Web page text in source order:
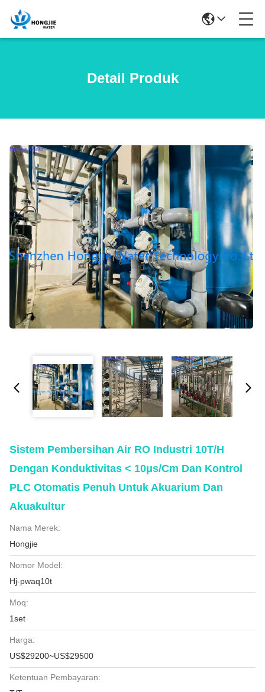
Detail Produk
Sistem Pembersihan Air RO Industri 10T/H
Dengan Konduktivitas < 10μs/cm Dan Kontrol
PLC Otomatis Penuh Untuk Akuarium Dan
Akuakultur
Nama Merek:
Hongjie
Nomor Model:
Hj-pwaq10t
Moq:
1set
Harga:
US$29200~US$29500
Ketentuan Pembayaran: